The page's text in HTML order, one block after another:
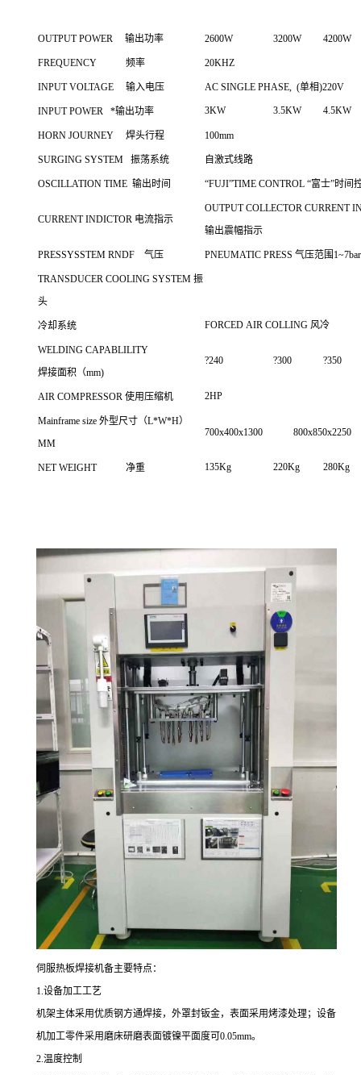
OUTPUT POWER 输出功率 2600W 3200W 4200W
FREQUENCY 频率 20KHZ
INPUT VOLTAGE 输入电压 AC SINGLE PHASE, (单相)220V
INPUT POWER *输出功率 3KW 3.5KW 4.5KW
HORN JOURNEY 焊头行程 100mm
SURGING SYSTEM 振荡系统 自激式线路
OSCILLATION TIME 输出时间 “FUJI”TIME CONTROL “富士”时间
CURRENT INDICTOR 电流指示
OUTPUT COLLECTOR CURRENT
输出震幅指示
PRESSYSSTEM RNDF 气压 PNEUMATIC PRESS 气压范围1~7bar
TRANSDUCER COOLING SYSTEM 振
头
冷却系统 FORCED AIR COLLING 风冷
WELDING CAPABLILITY
焊接面积（mm)
?240 ?300 ?350
AIR COMPRESSOR 使用压缩机 2HP
Mainframe size 外型尺寸（L*W*H）
MM
700x400x1300 800x850x2250
NET WEIGHT 净重 135Kg 220Kg 280Kg
伺服热板焊接机备主要特点：
1.设备加工工艺
机架主体采用优质钢方通焊接，外罩封钣金，表面采用烤漆处理；设备
机加工零件采用磨床研磨表面镀镍平面度可0.05mm。
2.温度控制